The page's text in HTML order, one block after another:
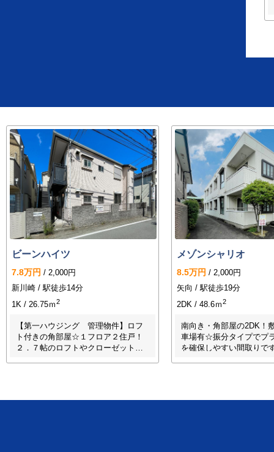
ビーンハイツ
7.8万円 / 2,000円
新川崎 / 駅徒歩14分
1K / 26.75ｍ2
【第一ハウジング 管理物件】ロフ
ト付きの角部屋☆１フロア２住戸！
２．７帖のロフトやクローゼットが
メゾンシャリオ
8.5万円 / 2,000円
矢向 / 駅徒歩19分
2DK / 48.6ｍ2
南向き・角部屋の2DK！
車場有☆振分タイプでプ
を確保しやすい間取りで
ス停がございます！